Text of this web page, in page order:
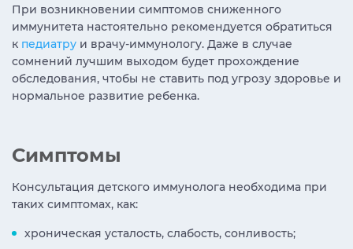
При возникновении симптомов сниженного
иммунитета настоятельно рекомендуется обратиться
к педиатру и врачу-иммунологу. Даже в случае
сомнений лучшим выходом будет прохождение
обследования, чтобы не ставить под угрозу здоровье и
нормальное развитие ребенка.
Симптомы
Консультация детского иммунолога необходима при
таких симптомах, как:
хроническая усталость, слабость, сонливость;